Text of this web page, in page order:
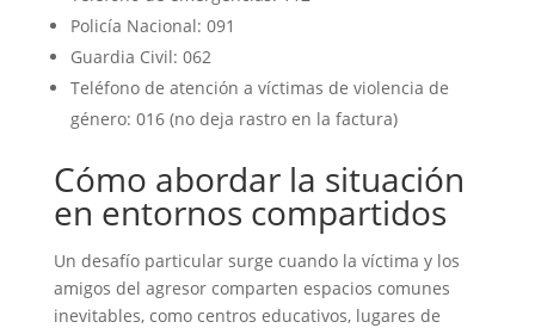
Policía Nacional: 091
Guardia Civil: 062
Teléfono de atención a víctimas de violencia de
género: 016 (no deja rastro en la factura)
Cómo abordar la situación
en entornos compartidos
Un desafío particular surge cuando la víctima y los
amigos del agresor comparten espacios comunes
inevitables, como centros educativos, lugares de